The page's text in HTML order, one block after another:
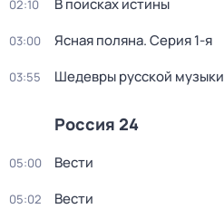
02:10 В поисках истины
03:00 Ясная поляна. Серия 1-я
03:55 Шедевры русской музыки
Россия 24
05:00 Вести
05:02 Вести